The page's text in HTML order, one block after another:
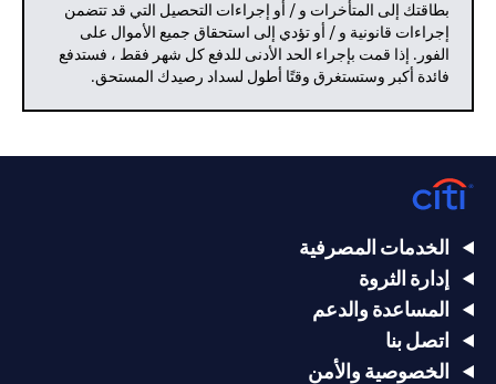
بطاقتك إلى المتأخرات و / أو إجراءات التحصيل التي قد تتضمن
إجراءات قانونية و / أو تؤدي إلى استحقاق جميع الأموال على
الفور. إذا قمت بإجراء الحد الأدنى للدفع كل شهر فقط ، فستدفع
فائدة أكبر وستستغرق وقتًا أطول لسداد رصيدك المستحق.
الخدمات المصرفية
إدارة الثروة
المساعدة والدعم
اتصل بنا
الخصوصية والأمن